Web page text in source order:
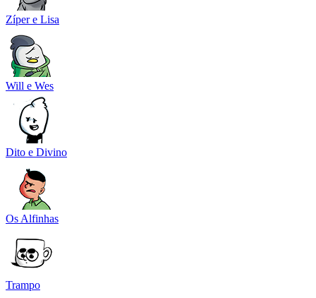
Zíper e Lisa
Will e Wes
Dito e Divino
Os Alfinhas
Trampo